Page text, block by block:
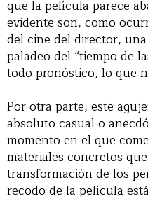
que la película parece
evidente son, como
del cine del director,
paladeo del “tiempo de
todo pronóstico, lo que
Por otra parte, este
absoluto casual o
momento en el que
materiales concretos
transformación de los
recodo de la película